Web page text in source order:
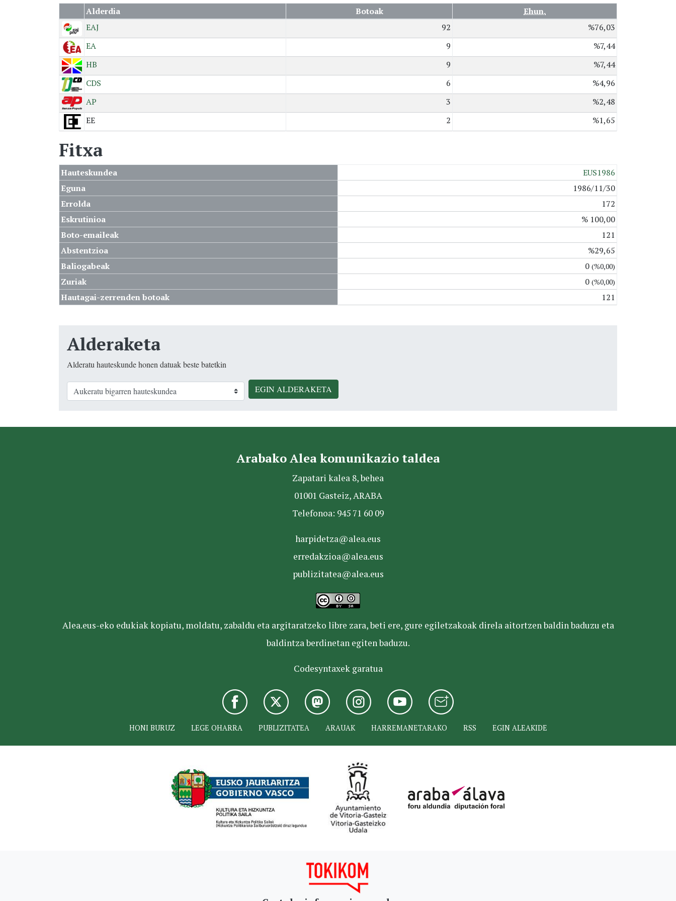
Alderdia Botoak
Ehun.
EAJ
92
%76,03
EA
9
%7,44
HB
9
%7,44
CDS
6
%4,96
AP
3
%2,48
EE
2 %1,65
Fitxa
Hauteskundea
EUS1986
Eguna
1986/11/30
Errolda
172
Eskrutinioa
% 100,00
Boto-emaileak
121
Abstentzioa
%29,65
Baliogabeak
0 (%0,00)
Zuriak 0 (%0,00)
Hautagai-zerrenden botoak 121
Alderaketa
Alderatu hauteskunde honen datuak beste batetkin
EGIN ALDERAKETA
Arabako Alea komunikazio taldea
Zapatari kalea 8, behea
01001 Gasteiz, ARABA
Telefonoa: 945 71 60 09
harpidetza@alea.eus
erredakzioa@alea.eus
publizitatea@alea.eus
Alea.eus-eko edukiak kopiatu, moldatu, zabaldu eta argitaratzeko libre zara, beti ere, gure egiletzakoak direla aitortzen baldin baduzu eta
baldintza berdinetan egiten baduzu.
Codesyntaxek garatua
HONI BURUZ LEGE OHARRA PUBLIZITATEA ARAUAK HARREMANETARAKO RSS EGIN ALEAKIDE